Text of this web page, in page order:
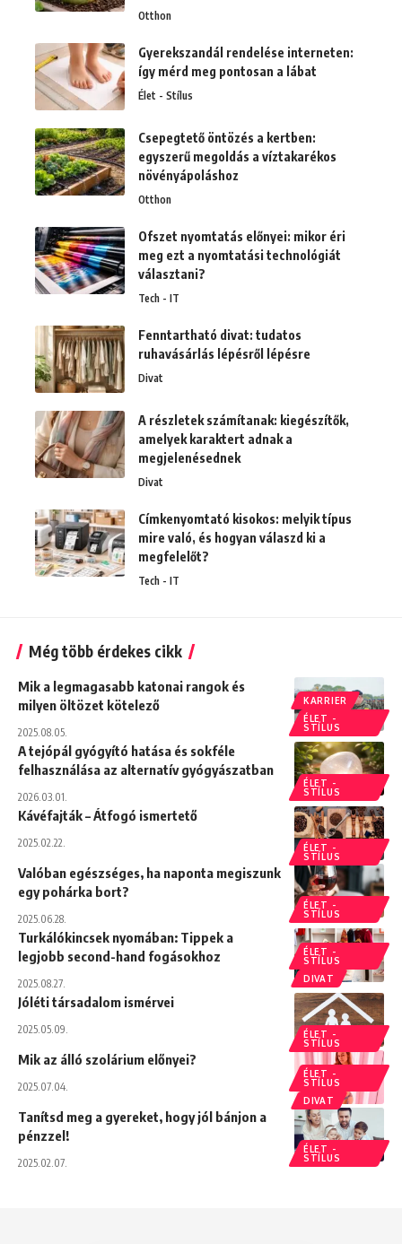
Otthon
Gyerekszandál rendelése interneten:
így mérd meg pontosan a lábat
Élet - Stílus
Csepegtető öntözés a kertben:
egyszerű megoldás a víztakarékos
növényápoláshoz
Otthon
Ofszet nyomtatás előnyei: mikor éri
meg ezt a nyomtatási technológiát
választani?
Tech - IT
Fenntartható divat: tudatos
ruhavásárlás lépésről lépésre
Divat
A részletek számítanak: kiegészítők,
amelyek karaktert adnak a
megjelenésednek
Divat
Címkenyomtató kisokos: melyik típus
mire való, és hogyan válaszd ki a
megfelelőt?
Tech - IT
Még több érdekes cikk
KARRIER
ÉLET -
STÍLUS
Mik a legmagasabb katonai rangok és
milyen öltözet kötelező
2025.08.05.
ÉLET -
STÍLUS
A tejópál gyógyító hatása és sokféle
felhasználása az alternatív gyógyászatban
2026.03.01.
ÉLET -
STÍLUS
Kávéfajták – Átfogó ismertető
2025.02.22.
ÉLET -
STÍLUS
Valóban egészséges, ha naponta megiszunk
egy pohárka bort?
2025.06.28.
ÉLET -
STÍLUS
DIVAT
Turkálókincsek nyomában: Tippek a
legjobb second-hand fogásokhoz
2025.08.27.
ÉLET -
STÍLUS
Jóléti társadalom ismérvei
2025.05.09.
ÉLET -
STÍLUS
DIVAT
Mik az álló szolárium előnyei?
2025.07.04.
ÉLET -
STÍLUS
Tanítsd meg a gyereket, hogy jól bánjon a
pénzzel!
2025.02.07.